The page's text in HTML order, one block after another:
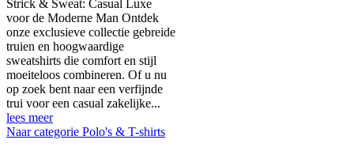
Strick & Sweat: Casual Luxe
voor de Moderne Man Ontdek
onze exclusieve collectie gebreide
truien en hoogwaardige
sweatshirts die comfort en stijl
moeiteloos combineren. Of u nu
op zoek bent naar een verfijnde
trui voor een casual zakelijke...
lees meer
Naar categorie Polo's & T-shirts